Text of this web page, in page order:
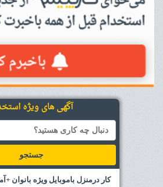
آگهی های ویژه
جستجو
کار درمنزل باموبایل ویژه بانوان